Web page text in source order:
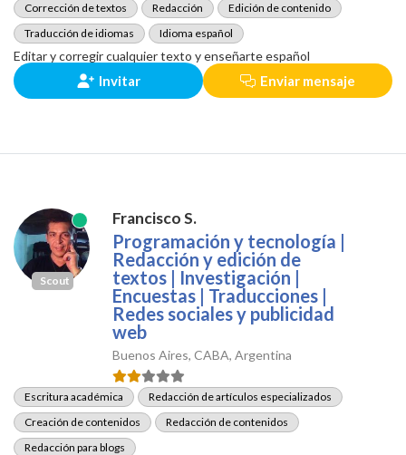
Corrección de textos Redacción
Edición de contenido
Traducción de idiomas
Idioma español
Editar y corregir cualquier texto y enseñarte español
Invitar Enviar mensaje
Scout
Francisco S.
Programación y tecnología |
Redacción y edición de
textos | Investigación |
Encuestas | Traducciones |
Redes sociales y publicidad
web
Buenos Aires, CABA, Argentina
Escritura académica
Redacción de artículos especializados
Creación de contenidos
Redacción de contenidos
Redacción para blogs